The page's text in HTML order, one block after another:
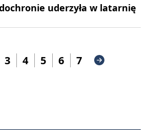
uderzyła w latarnię
3 4 5 6 7